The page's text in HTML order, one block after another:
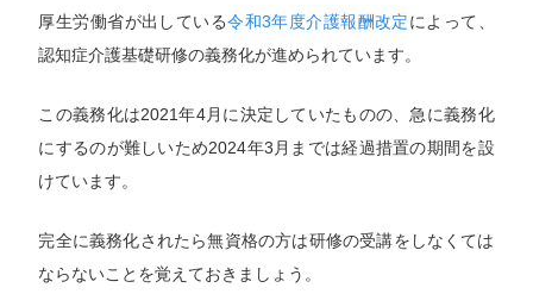
厚生労働省が出している令和3年度介護報酬改定によって、
認知症介護基礎研修の義務化が進められています。
この義務化は2021年4月に決定していたものの、急に義務化
にするのが難しいため2024年3月までは経過措置の期間を設
けています。
完全に義務化されたら無資格の方は研修の受講をしなくては
ならないことを覚えておきましょう。